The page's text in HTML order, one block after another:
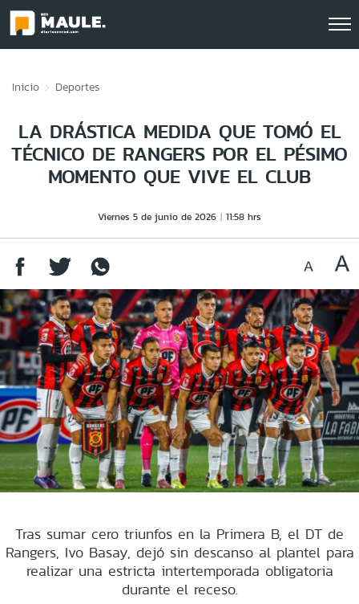
Inicio Deportes
LA DRÁSTICA MEDIDA QUE TOMÓ EL
TÉCNICO DE RANGERS POR EL PÉSIMO
MOMENTO QUE VIVE EL CLUB
Viernes 5 de junio de 2026 11:58 hrs
Tras sumar cero triunfos en la Primera B, el DT de
Rangers, Ivo Basay, dejó sin descanso al plantel para
realizar una estricta intertemporada obligatoria
durante el receso.